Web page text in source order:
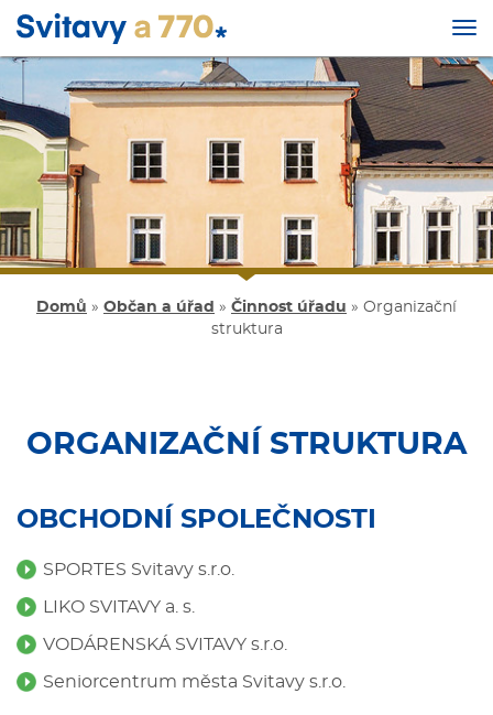
k
hlavnímu
obsahu
Domů » Občan a úřad » Činnost úřadu » Organizační
struktura
ORGANIZAČNÍ STRUKTURA
OBCHODNÍ SPOLEČNOSTI
SPORTES Svitavy s.r.o.
LIKO SVITAVY a. s.
VODÁRENSKÁ SVITAVY s.r.o.
Seniorcentrum města Svitavy s.r.o.